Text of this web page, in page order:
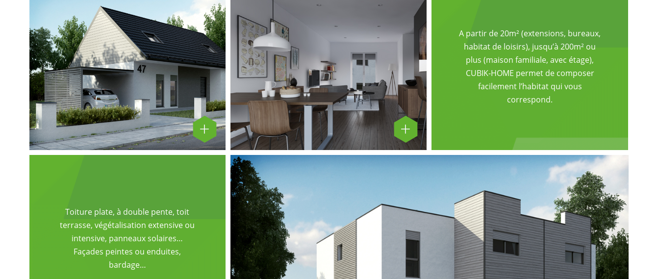
A partir de 20m² (extensions, bureaux,
habitat de loisirs), jusqu’à 200m² ou
plus (maison familiale, avec étage),
CUBIK-HOME permet de composer
facilement l’habitat qui vous
correspond.
Toiture plate, à double pente, toit
terrasse, végétalisation extensive ou
intensive, panneaux solaires…
Façades peintes ou enduites,
bardage…